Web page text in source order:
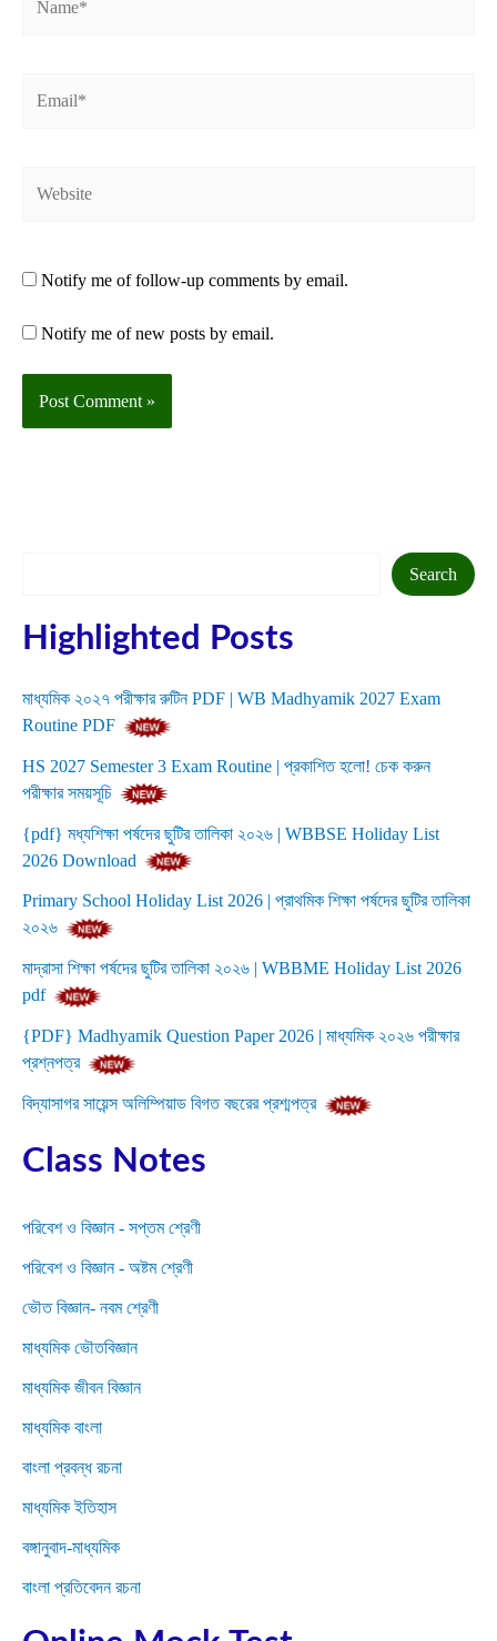
Notify me of follow-up comments by email.
Notify me of new posts by email.
Search
Highlighted Posts
মাধ্যমিক ২০২৭ পরীক্ষার রুটিন PDF | WB Madhyamik 2027 Exam
Routine PDF
HS 2027 Semester 3 Exam Routine | প্রকাশিত হলো! চেক করুন
পরীক্ষার সময়সূচি
{pdf} মধ্যশিক্ষা পর্ষদের ছুটির তালিকা ২০২৬ | WBBSE Holiday List
2026 Download
Primary School Holiday List 2026 | প্রাথমিক শিক্ষা পর্ষদের ছুটির তালিকা
২০২৬
মাদ্রাসা শিক্ষা পর্ষদের ছুটির তালিকা ২০২৬ | WBBME Holiday List 2026
pdf
{PDF} Madhyamik Question Paper 2026 | মাধ্যমিক ২০২৬ পরীক্ষার
প্রশ্নপত্র
বিদ্যাসাগর সায়েন্স অলিম্পিয়াড বিগত বছরের প্রশ্মপত্র
Class Notes
পরিবেশ ও বিজ্ঞান - সপ্তম শ্রেণী
পরিবেশ ও বিজ্ঞান - অষ্টম শ্রেণী
ভৌত বিজ্ঞান- নবম শ্রেণী
মাধ্যমিক ভৌতবিজ্ঞান
মাধ্যমিক জীবন বিজ্ঞান
মাধ্যমিক বাংলা
বাংলা প্রবন্ধ রচনা
মাধ্যমিক ইতিহাস
বঙ্গানুবাদ-মাধ্যমিক
বাংলা প্রতিবেদন রচনা